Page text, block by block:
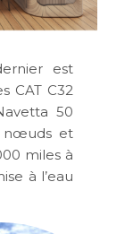
est
CAT C32
50
nœuds et
miles à
à l’eau